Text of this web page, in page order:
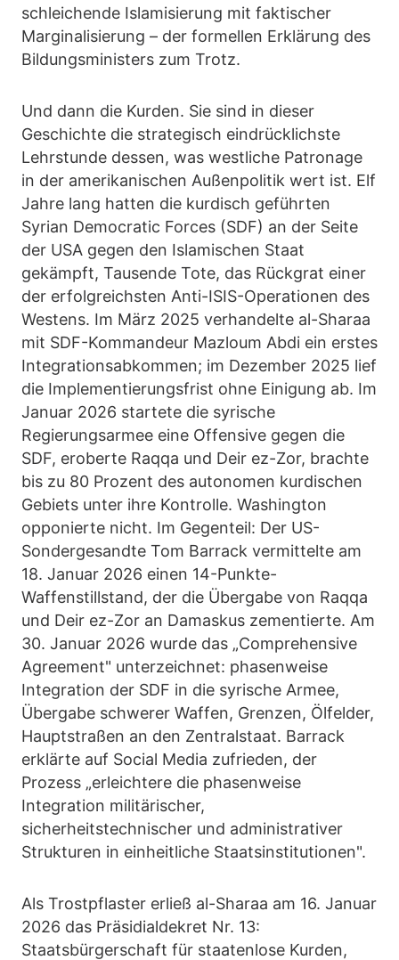
schleichende Islamisierung mit faktischer
Marginalisierung – der formellen Erklärung des
Bildungsministers zum Trotz.
Und dann die Kurden. Sie sind in dieser
Geschichte die strategisch eindrücklichste
Lehrstunde dessen, was westliche Patronage
in der amerikanischen Außenpolitik wert ist. Elf
Jahre lang hatten die kurdisch geführten
Syrian Democratic Forces (SDF) an der Seite
der USA gegen den Islamischen Staat
gekämpft, Tausende Tote, das Rückgrat einer
der erfolgreichsten Anti-ISIS-Operationen des
Westens. Im März 2025 verhandelte al-Sharaa
mit SDF-Kommandeur Mazloum Abdi ein erstes
Integrationsabkommen; im Dezember 2025 lief
die Implementierungsfrist ohne Einigung ab. Im
Januar 2026 startete die syrische
Regierungsarmee eine Offensive gegen die
SDF, eroberte Raqqa und Deir ez-Zor, brachte
bis zu 80 Prozent des autonomen kurdischen
Gebiets unter ihre Kontrolle. Washington
opponierte nicht. Im Gegenteil: Der US-
Sondergesandte Tom Barrack vermittelte am
18. Januar 2026 einen 14-Punkte-
Waffenstillstand, der die Übergabe von Raqqa
und Deir ez-Zor an Damaskus zementierte. Am
30. Januar 2026 wurde das „Comprehensive
Agreement" unterzeichnet: phasenweise
Integration der SDF in die syrische Armee,
Übergabe schwerer Waffen, Grenzen, Ölfelder,
Hauptstraßen an den Zentralstaat. Barrack
erklärte auf Social Media zufrieden, der
Prozess „erleichtere die phasenweise
Integration militärischer,
sicherheitstechnischer und administrativer
Strukturen in einheitliche Staatsinstitutionen".
Als Trostpflaster erließ al-Sharaa am 16. Januar
2026 das Präsidialdekret Nr. 13:
Staatsbürgerschaft für staatenlose Kurden,